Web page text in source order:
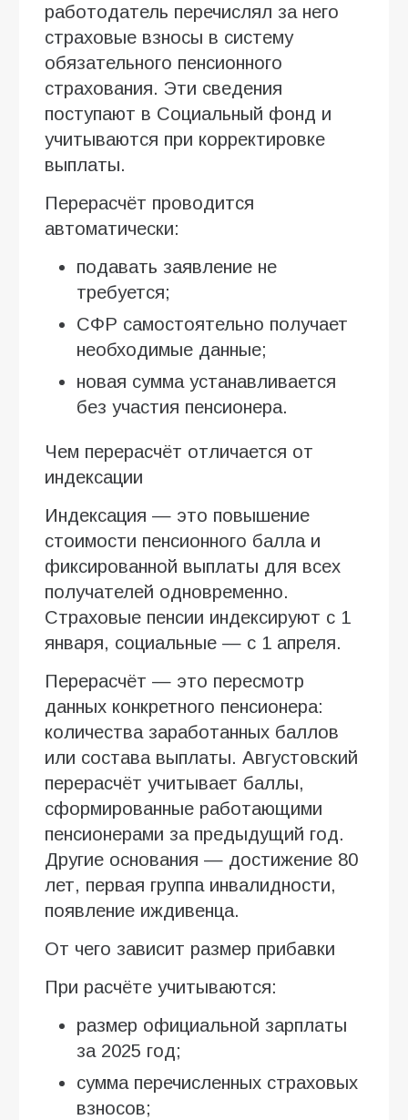
работодатель перечислял за него
страховые взносы в систему
обязательного пенсионного
страхования. Эти сведения
поступают в Социальный фонд и
учитываются при корректировке
выплаты.
Перерасчёт проводится
автоматически:
подавать заявление не
требуется;
СФР самостоятельно получает
необходимые данные;
новая сумма устанавливается
без участия пенсионера.
Чем перерасчёт отличается от
индексации
Индексация — это повышение
стоимости пенсионного балла и
фиксированной выплаты для всех
получателей одновременно.
Страховые пенсии индексируют с 1
января, социальные — с 1 апреля.
Перерасчёт — это пересмотр
данных конкретного пенсионера:
количества заработанных баллов
или состава выплаты. Августовский
перерасчёт учитывает баллы,
сформированные работающими
пенсионерами за предыдущий год.
Другие основания — достижение 80
лет, первая группа инвалидности,
появление иждивенца.
От чего зависит размер прибавки
При расчёте учитываются:
размер официальной зарплаты
за 2025 год;
сумма перечисленных страховых
взносов;